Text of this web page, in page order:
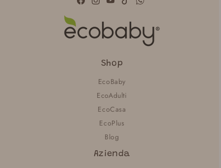
Shop
EcoBaby
EcoAdulti
EcoCasa
EcoPlus
Blog
Azienda
Facebook
Instagram
YouTubeTikTokWhatsApp